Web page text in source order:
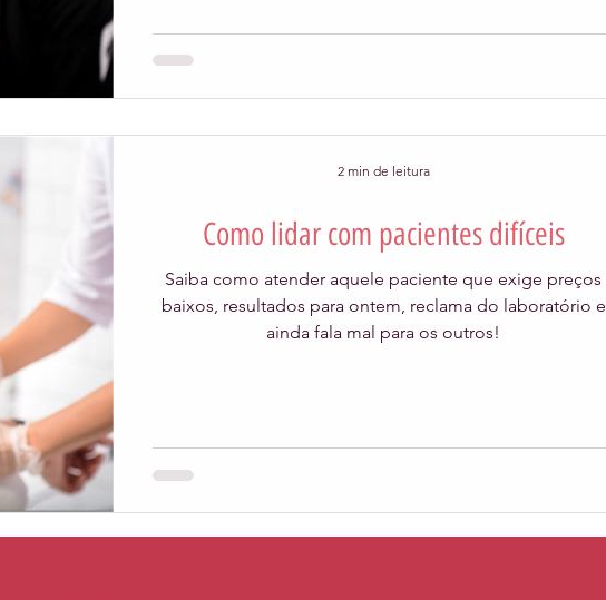
Como lidar com pacientes difíceis
Saiba como atender aquele paciente que exige preços
baixos, resultados para ontem, reclama do laboratório e
ainda fala mal para os outros!
2 min de leitura